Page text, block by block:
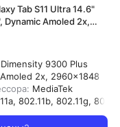
Tab S11 Ultra 14.6"
Dynamic Amoled 2x,
9300 Plus
2x, 2960x1848
MediaTek
802.11b, 802.11g,